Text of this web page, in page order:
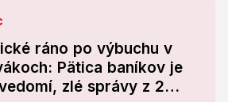
ráno po výbuchu v
Pätica baníkov je
zlé správy z 2